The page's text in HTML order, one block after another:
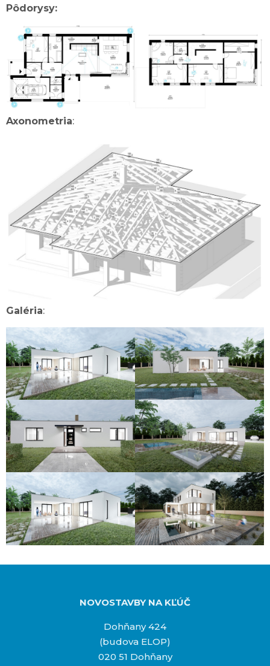
Pôdorysy:
Axonometria:
Galéria:
NOVOSTAVBY NA KĽÚČ
Dohňany 424
(budova ELOP)
020 51 Dohňany